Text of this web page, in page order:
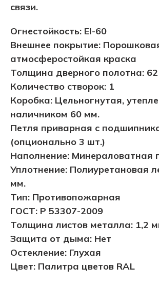
связи.
Огнестойкость: EI-60
Внешнее покрытие:
атмосферостойкая краска
Толщина дверного полотна:
Количество створок: 1
Коробка: Цельногнутая,
наличником 60 мм.
Петля приварная с
(опционально 3 шт.)
Наполнение: Минераловатная
Уплотнение: Полиуретановая
мм.
Тип: Противопожарная
ГОСТ: Р 53307-2009
Толщина листов металла: 1,2
Защита от дыма: Нет
Остекление: Глухая
Цвет: Палитра цветов RAL